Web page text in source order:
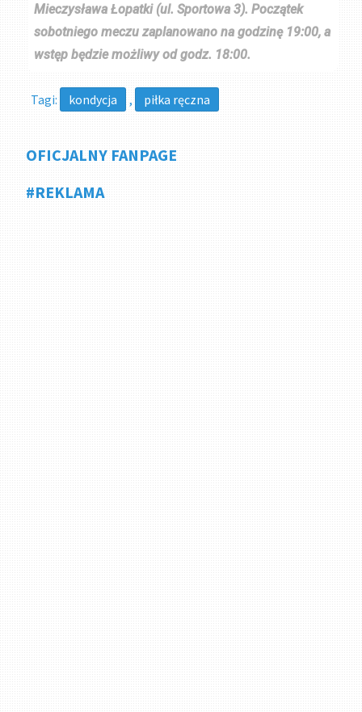
Mieczysława Łopatki (ul. Sportowa 3). Początek
sobotniego meczu zaplanowano na godzinę 19:00, a
wstęp będzie możliwy od godz. 18:00.
Tagi: kondycja , piłka ręczna
OFICJALNY FANPAGE
#REKLAMA